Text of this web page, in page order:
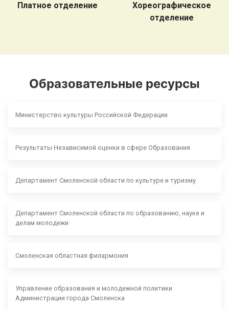
Платное отделение
Хореографическое
отделение
Образовательные ресурсы
Министерство культуры Российской Федерации
Результаты Независимой оценки в сфере Образования
Департамент Смоленской области по культуре и туризму
Департамент Смоленской области по образованию, науке и
делам молодежи
Смоленская областная филармония
Управление образования и молодежной политики
Администрации города Смоленска